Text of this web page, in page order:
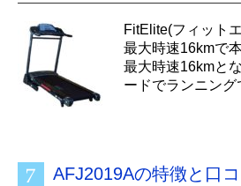
FitElite(フィット
最大時速16kmで
最大時速16kmと
ードでランニング
AFJ2019Aの特徴と口